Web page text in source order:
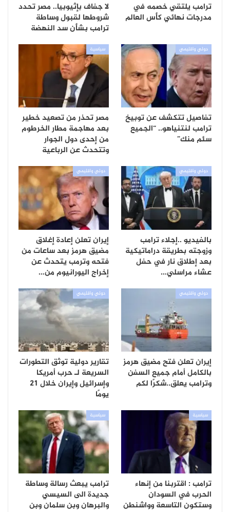
ترامب يلتقي خصمه في
مدرجات نهائي كأس العالم
لا جفاف بإثيوبيا.. مصر تحدد
شروطها لقبول وساطة
ترامب بشأن سد النهضة
دولي واقليمي
تفاصيل تتكشف عن توبيخ
ترامب لنتنياهو.. “الجميع
سئم منك”
سياسية
مصر تحذر من تصعيد خطير
بعد مهاجمة مطار الخرطوم
من إحدى دول الجوار
وتتحدث عن الرباعية
دولي واقليمي
بالفيديو ..إجلاء ترامب
وزوجته بطريقة دراماتيكية
بعد إطلاق نار في حفل
عشاء مراسلي…
دولي واقليمي
إيران تعلن إعادة إغلاق
مضيق هرمز بعد ساعات من
فتحه وترمب يتحدث عن
إخراج اليورانيوم من…
دولي واقليمي
إيران تعلن فتح مضيق هرمز
بالكامل أمام جميع السفن
وترامب يعلق..شكرًا لكم
دولي واقليمي
تقارير دولية توثق التطورات
السريعة لـ حرب أمريكا
وإسرائيل وإيران خلال 21
يومًا
سياسية
ترامب : اقتربنا من إنهاء
الحرب في السودان
وستكون التاسعة وواشنطن
سياسية
ترامب يبعث رسالة وساطة
جديدة الى السيسي
والبرهان وبن سلمان وبن